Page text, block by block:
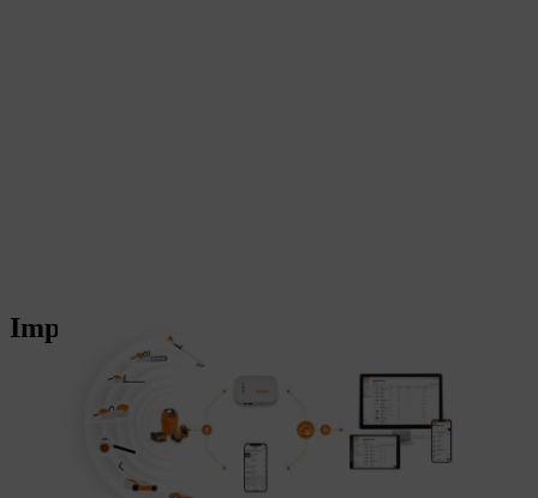
Impostare, avviare, beneficiare